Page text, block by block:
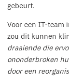
gebeurt.
Voor een IT-team
zou dit kunnen
draaiende die
ononderbroken
door een